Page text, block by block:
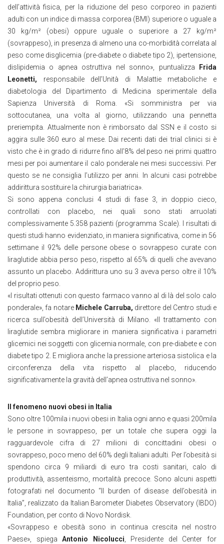
dell’attività fisica, per la riduzione del peso corporeo in pazienti
adulti con un indice di massa corporea (BMI) superiore o uguale a
30 kg/m² (obesi) oppure uguale o superiore a 27 kg/m²
(sovrappeso), in presenza di almeno una co-morbidità correlata al
peso come disglicemia (pre-diabete o diabete tipo 2), ipertensione,
dislipidemia o apnea ostruttiva nel sonno», puntualizza
Frida
Leonetti, responsabile dell’Unità di Malattie metaboliche e
diabetologia del Dipartimento di Medicina sperimentale della
Sapienza Università di Roma. «Si somministra per via
sottocutanea, una volta al giorno, utilizzando una pennetta
preriempita. Attualmente non è rimborsato dal SSN e il costo si
aggira sulle 360 euro al mese. Dai recenti dati dei trial clinici si è
visto che è in grado di ridurre fino all’8% del peso nei primi quattro
mesi per poi aumentare il calo ponderale nei mesi successivi. Per
questo se ne consiglia l’utilizzo per anni. In alcuni casi potrebbe
addirittura sostituire la chirurgia bariatrica».
Si sono appena conclusi 4 studi di fase 3, in doppio cieco,
controllati con placebo, nei quali sono stati arruolati
complessivamente 5.358 pazienti (programma Scale). I risultati di
questi studi hanno evidenziato, in maniera significativa, come in 56
settimane il 92% delle persone obese o sovrappeso curate con
liraglutide abbia perso peso, rispetto al 65% di quelli che avevano
assunto un placebo. Addirittura uno su 3 aveva perso oltre il 10%
del proprio peso.
«I risultati ottenuti con questo farmaco vanno al di là del solo calo
ponderale», fa notare Michele Carruba, direttore del Centro studi e
ricerca sull’obesità dell’Università di Milano. «Il trattamento con
liraglutide sembra migliorare in maniera significativa i parametri
glicemici nei soggetti con glicemia normale, con pre-diabete e con
diabete tipo 2. E migliora anche la pressione arteriosa sistolica e la
circonferenza della vita rispetto al placebo, riducendo
significativamente la gravità dell’apnea ostruttiva nel sonno».
Il fenomeno nuovi obesi in Italia
Sono oltre 100mila i nuovi obesi in Italia ogni anno e quasi 200mila
le persone in sovrappeso, per un totale che supera oggi la
ragguardevole cifra di 27 milioni di concittadini obesi o
sovrappeso, poco meno del 60% degli Italiani adulti. Per l’obesità si
spendono circa 9 miliardi di euro tra costi sanitari, calo di
produttività, assenteismo, mortalità precoce. Sono alcuni aspetti
fotografati nel documento “Il burden of disease dell’obesità in
Italia”, realizzato da Italian Barometer Diabetes Observatory (IBDO)
Foundation, per conto di Novo Nordisk.
«Sovrappeso e obesità sono in continua crescita nel nostro
Paese», spiegaAntonio Nicolucci , Presidente del Center for